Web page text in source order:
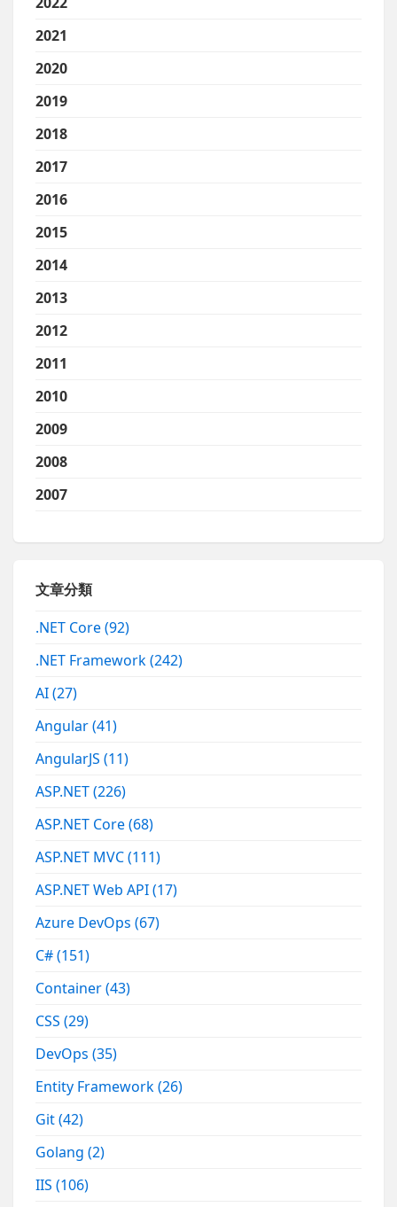
2021
2020
2019
2018
2017
2016
2015
2014
2013
2012
2011
2010
2009
2008
2007
文章分類
.NET Core(92)
.NET Framework(242)
AI(27)
Angular(41)
AngularJS(11)
ASP.NET(226)
ASP.NET Core(68)
ASP.NET MVC(111)
ASP.NET Web API(17)
Azure DevOps(67)
C#(151)
Container(43)
CSS(29)
DevOps(35)
Entity Framework(26)
Git(42)
Golang(2)
IIS(106)